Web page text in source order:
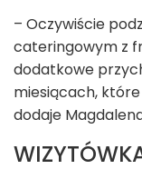
– Oczywiście
cateringowym z
dodatkowe
miesiącach,
dodaje